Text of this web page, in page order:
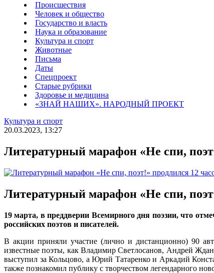
Происшествия
Человек и общество
Государство и власть
Наука и образование
Культура и спорт
Животные
Письма
Даты
Спецпроект
Старые рубрики
Здоровье и медицина
«ЗНАЙ НАШИХ». НАРОДНЫЙ ПРОЕКТ
Культура и спорт
20.03.2023, 13:27
Литературный марафон «Не спи,
Литературный марафон «Не спи,
19 марта, в преддверии Всемирного дня поэзии, что
российских поэтов и писателей.
В акции приняли участие (лично и дистанционно) 90
известные поэты, как Владимир Светлосанов, Андрей
выступил за Кольцово, а Юрий Татаренко и Аркадий
также познакомил публику с творчеством легендарного